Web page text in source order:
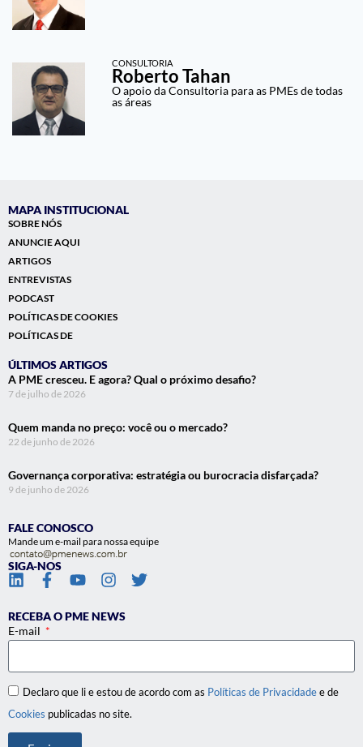
CONSULTORIA
Roberto Tahan
O apoio da Consultoria para as PMEs de todas
as áreas
MAPA INSTITUCIONAL
SOBRE NÓS
ANUNCIE AQUI
ARTIGOS
ENTREVISTAS
PODCAST
POLÍTICAS DE COOKIES
POLÍTICAS DE
ÚLTIMOS ARTIGOS
A PME cresceu. E agora? Qual o próximo desafio?
7 de julho de 2026
Quem manda no preço: você ou o mercado?
22 de junho de 2026
Governança corporativa: estratégia ou burocracia disfarçada?
9 de junho de 2026
FALE CONOSCO
Mande um e-mail para nossa equipe
SIGA-NOS
RECEBA O PME NEWS
E-mail
Declaro que li e estou de acordo com as Políticas de Privacidadee de
Cookies publicadas no site.